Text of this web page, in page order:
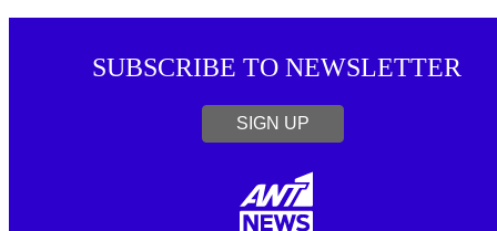
SUBSCRIBE TO NEWSLETTER
SIGN UP